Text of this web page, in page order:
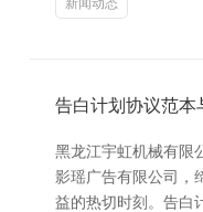
新闻动态
告白计划协议范本
黑龙江宇虹机械有限
影瑶广告有限公司，
益的热切时刻。告白